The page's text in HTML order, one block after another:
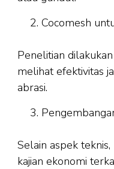
Cocomesh
Penelitian
melihat efektivitas
abrasi.
Selain aspek
kajian ekonomi